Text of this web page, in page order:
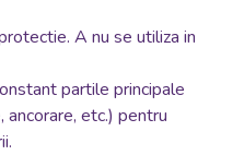
A nu se utiliza in
partile principale
etc.) pentru